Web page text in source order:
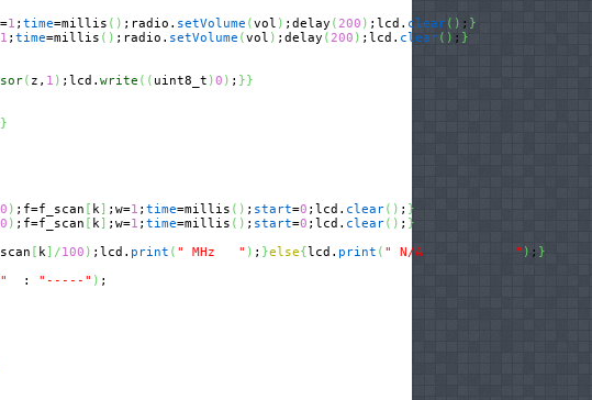
1 ; time=millis ( ) ;radio. setVolume (vol ) ;delay (200 ) ;lcd. clear( ) ; }
1 ; time=millis ( ) ;radio. setVolume (vol ) ;delay (200 ) ;lcd. clear( ) ; }
( z, 1 ) ;lcd. write ( ( uint8_t )0 ) ; }}
}
) ;f=f_scan [ k] ;w=1 ; time=millis ( ) ; start=0 ;lcd. clear( ) ; }
) ;f=f_scan [ k] ;w=1 ; time=millis ( ) ; start=0 ;lcd. clear( ) ; }
[ k] /100 ) ;lcd. print ( " MHz   " ) ; }else{lcd. print ( " N/A            " ) ; }
  :
"-----" ) ;